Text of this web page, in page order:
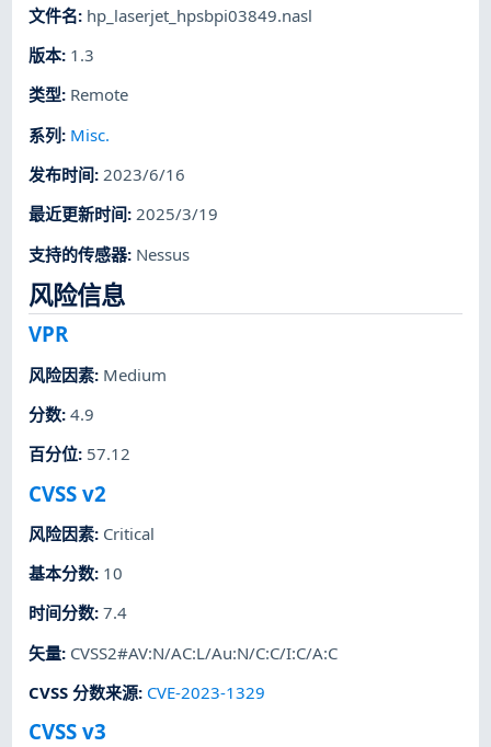
文件名: hp_laserjet_hpsbpi03849.nasl
版本: 1.3
类型: Remote
系列: Misc.
发布时间:2023/6/16
最近更新时间:2025/3/19
支持的传感器: Nessus
风险信息
VPR
风险因素: Medium
分数:4.9
百分位: 57.12
CVSS v2
风险因素: Critical
基本分数: 10
时间分数:7.4
矢量: CVSS2#AV:N/AC:L/Au:N/C:C/I:C/A:C
CVSS 分数来源: CVE-2023-1329
CVSS v3